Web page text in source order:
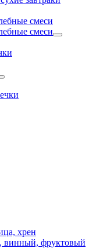
смеси
смеси
хрен
винный, фруктовый